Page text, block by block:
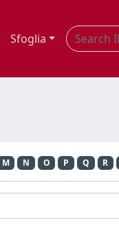
Sfoglia
M N O P Q R